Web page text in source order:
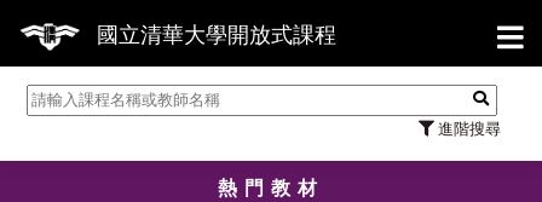
國立清華大學開放式課程
進階搜尋
【
熱門教材